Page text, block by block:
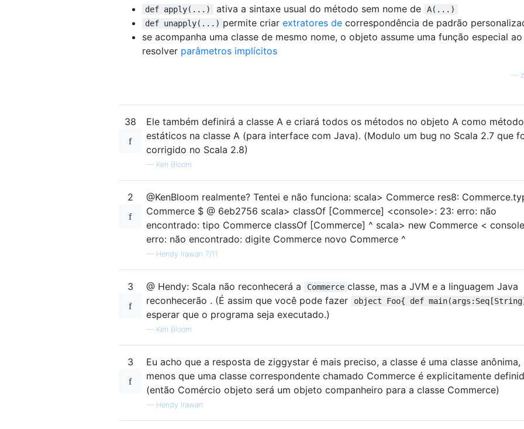
def apply(...) ativa a sintaxe usual do método sem nome de
A(...)
def unapply(...) permite criar extratores de correspondência de padrão
se acompanha uma classe de mesmo nome, o objeto assume uma função especial ao
resolver parâmetros implícitos
38
Ele também definirá a classe A e criará todos os métodos no objeto A como
estáticos na classe A (para interface com Java). (Modulo um bug no Scala 2.7 que
corrigido no Scala 2.8)
— Ken Bloom
2
@KenBloom realmente? Tentei e não funciona: scala> Commerce res8:
Commerce $ @ 6eb2756 scala> classOf [Commerce] <console>: 23: erro: não
encontrado: tipo Commerce classOf [Commerce] ^ scala> new Commerce <
erro: não encontrado: digite Commerce novo Commerce ^
— Hendy Irawan 7/11
3 @ Hendy: Scala não reconhecerá a Commerce classe, mas a JVM e a linguagem Java
reconhecerão . (É assim que você pode fazer
object Foo{ def
esperar que o programa seja executado.)
— Ken Bloom
3
Eu acho que a resposta de ziggystar é mais preciso, a classe é uma classe anônima,
menos que uma classe correspondente chamado Commerce é explicitamente
(então Comércio objeto será um objeto companheiro para a classe Commerce)
— Hendy Irawan